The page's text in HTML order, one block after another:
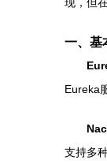
一、基
Eureka
支持多